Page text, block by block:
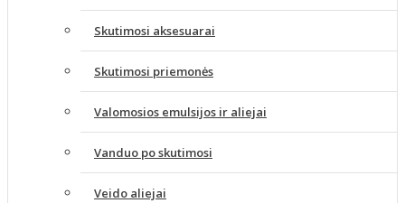
Skutimosi aksesuarai
Skutimosi priemonės
Valomosios emulsijos ir aliejai
Vanduo po skutimosi
Veido aliejai